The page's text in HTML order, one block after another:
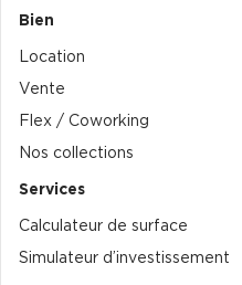
Bien
Location
Vente
Flex / Coworking
Nos collections
Services
Calculateur de surface
Simulateur d’investissement